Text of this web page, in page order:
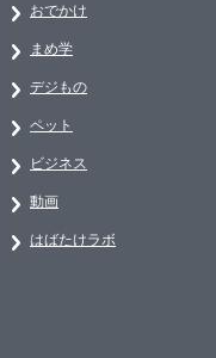
おでかけ
まめ学
デジもの
ペット
ビジネス
動画
はばたけラボ